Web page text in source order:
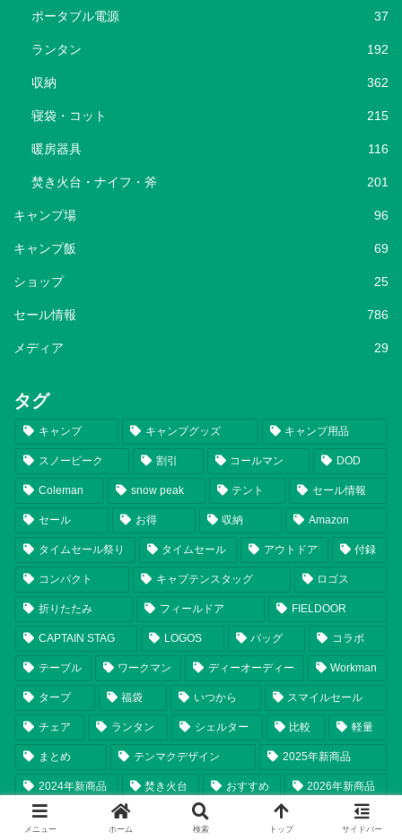
ポータブル電源 37
ランタン 192
収納 362
寝袋・コット 215
暖房器具 116
焚き火台・ナイフ・斧 201
キャンプ場 96
キャンプ飯 69
ショップ 25
セール情報 786
メディア 29
タグ
キャンプ キャンプグッズ キャンプ用品
スノーピーク 割引 コールマン DOD
Coleman snow peak テント セール情報
セール お得 収納 Amazon
タイムセール祭り タイムセール アウトドア 付録
コンパクト キャプテンスタッグ ロゴス
折りたたみ フィールドア FIELDOOR
CAPTAIN STAG LOGOS バッグ コラボ
テーブル ワークマン ディーオーディー Workman
タープ 福袋 いつから スマイルセール
チェア ランタン シェルター 比較 軽量
まとめ テンマクデザイン 2025年新商品
2024年新商品 焚き火台 おすすめ 2026年新商品
調理器具 Ogawa tent-Mark DESIGNS 保冷
メニュー ホーム 検索 トップ サイドバー